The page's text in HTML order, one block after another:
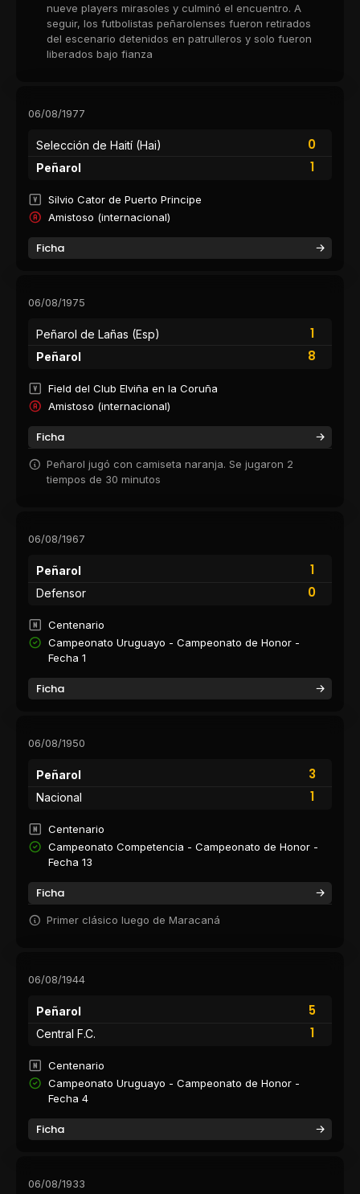
nueve players mirasoles y culminó el encuentro. A
seguir, los futbolistas peñarolenses fueron retirados
del escenario detenidos en patrulleros y solo fueron
liberados bajo fianza
06/08/1977
Selección de Haití (Hai)
0
1
Peñarol
Silvio Cator de Puerto Principe
Amistoso (internacional)
Ficha
06/08/1975
Peñarol de Lañas (Esp)
1
8
Peñarol
Field del Club Elviña en la Coruña
Amistoso (internacional)
Ficha
Peñarol jugó con camiseta naranja. Se jugaron 2
tiempos de 30 minutos
06/08/1967
Peñarol
1
0
Defensor
Centenario
Campeonato Uruguayo - Campeonato de Honor -
Fecha 1
Ficha
06/08/1950
Peñarol
3
1
Nacional
Centenario
Campeonato Competencia - Campeonato de Honor -
Fecha 13
Ficha
Primer clásico luego de Maracaná
06/08/1944
Peñarol
5
1
Central F.C.
Centenario
Campeonato Uruguayo - Campeonato de Honor -
Fecha 4
Ficha
06/08/1933